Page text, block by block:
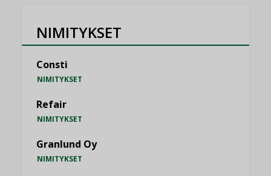
NIMITYKSET
Consti
NIMITYKSET
Refair
NIMITYKSET
Granlund Oy
NIMITYKSET